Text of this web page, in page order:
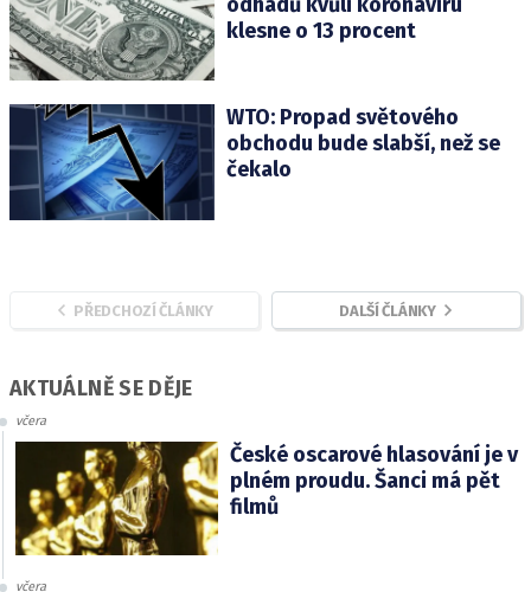
klesne o 13 procent
WTO: Propad světového
obchodu bude slabší, než se
čekalo
PŘEDCHOZÍ ČLÁNKY DALŠÍ ČLÁNKY
AKTUÁLNĚ SE DĚJE
včera
České oscarové hlasování je v
plném proudu. Šanci má pět
filmů
včera